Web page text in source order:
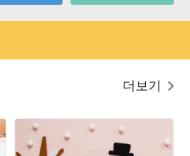
더보기